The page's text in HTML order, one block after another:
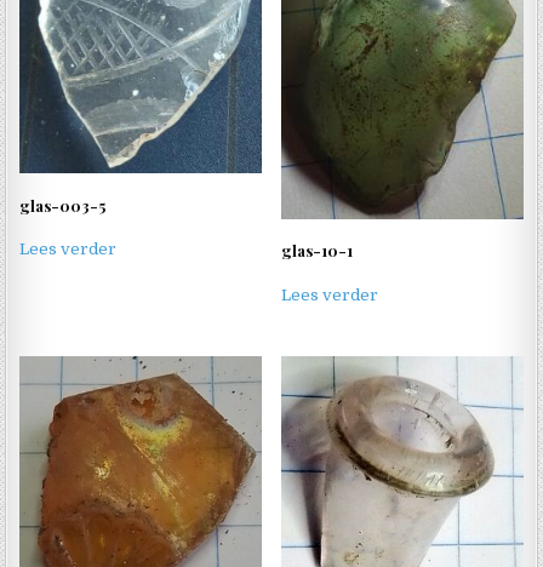
glas-003-5
Lees verder glas-10-1
Lees verder